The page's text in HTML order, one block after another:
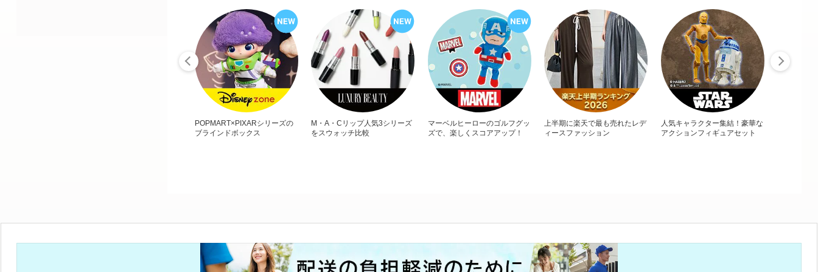
POPMART×PIXARシリーズの
ブラインドボックス
M・A・Cリップ人気3シリーズ
をスウォッチ比較
マーベルヒーローのゴルフグッ
ズで、楽しくスコアアップ！
上半期に楽天で最も売れたレデ
ィースファッション
人気キャラクター集結！豪華な
アクションフィギュアセット